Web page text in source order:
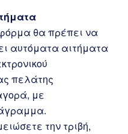
θα πρέπει να
αυτόματα αιτήματα
πελάτης
με
την τριβή,